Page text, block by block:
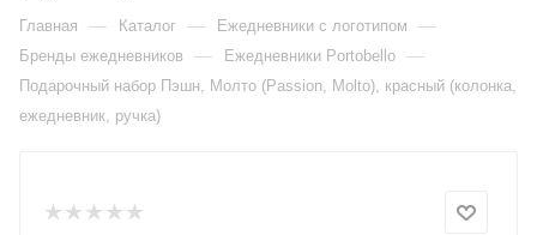
Главная — Каталог — Ежедневники c логотипом —
Бренды ежедневников — Ежедневники Portobello —
Подарочный набор Пэшн, Молто (Passion, Molto), красный (колонка,
ежедневник, ручка)